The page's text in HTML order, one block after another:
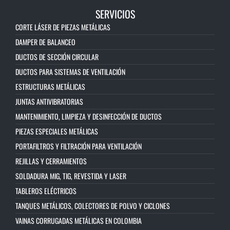
SERVICIOS
CORTE LÁSER DE PIEZAS METÁLICAS
DAMPER DE BALANCEO
DUCTOS DE SECCIÓN CIRCULAR
DUCTOS PARA SISTEMAS DE VENTILACIÓN
ESTRUCTURAS METÁLICAS
JUNTAS ANTIVIBRATORIAS
MANTENIMIENTO, LIMPIEZA Y DESINFECCIÓN DE DUCTOS
PIEZAS ESPECIALES METÁLICAS
PORTAFILTROS Y FILTRACIÓN PARA VENTILACIÓN
REJILLAS Y CERRAMIENTOS
SOLDADURA MIG, TIG, REVESTIDA Y LASER
TABLEROS ELÉCTRICOS
TANQUES METÁLICOS, COLECTORES DE POLVO Y CICLONES
VAINAS CORRUGADAS METÁLICAS EN COLOMBIA